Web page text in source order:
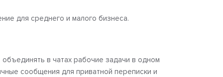
для среднего и малого бизнеса.
в чатах рабочие задачи в одном
сообщения для приватной переписки и